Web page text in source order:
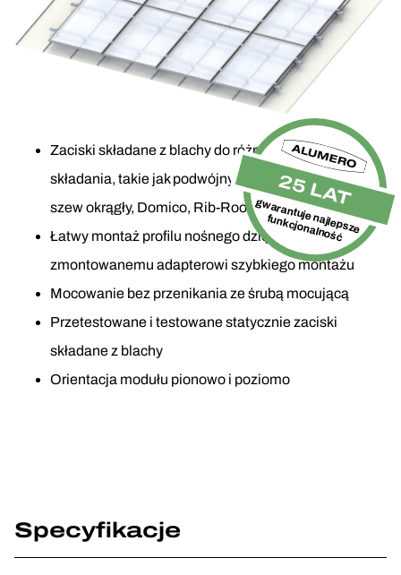
25 LAT
gwarantuje najlepsze
funkcjonalność
Zaciski składane z blachy do różnych rodzajów
składania, takie jak podwójny i kątowy szew stojący,
szew okrągły, Domico, Rib-Roof 465, Klip-Lok
Łatwy montaż profilu nośnego dzięki wstępnie
zmontowanemu adapterowi szybkiego montażu
Mocowanie bez przenikania ze śrubą mocującą
Przetestowane i testowane statycznie zaciski
składane z blachy
Orientacja modułu pionowo i poziomo
Specyfikacje